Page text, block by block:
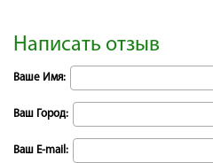
Написать отзыв
Ваше Имя:
Ваш Город:
Ваш E-mail: